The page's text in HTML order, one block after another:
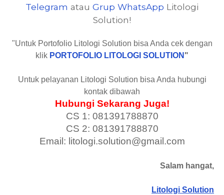
Telegram atau Grup WhatsApp Litologi
Solution!
"Untuk Portofolio Litologi Solution bisa Anda cek dengan
klik PORTOFOLIO LITOLOGI SOLUTION "
Untuk pelayanan Litologi Solution bisa Anda hubungi
kontak dibawah
Hubungi Sekarang Juga!
CS 1: 081391788870
CS 2: 081391788870
Email: litologi.solution@gmail.com
Salam hangat,
Litologi Solution